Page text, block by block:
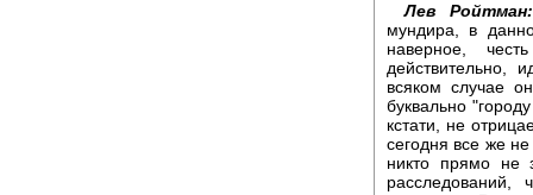
Лев Ройтман:
мундира, в
наверное,
действительно,
всяком случае
буквально
кстати, не
сегодня все же
никто прямо не